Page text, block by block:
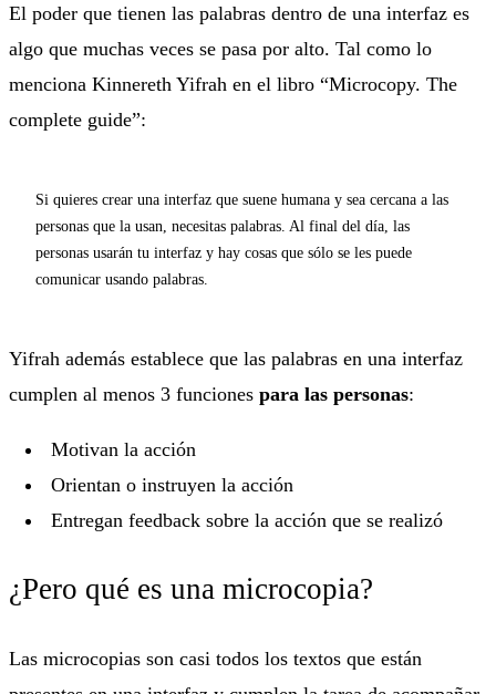
El poder que tienen las palabras dentro de una interfaz es
algo que muchas veces se pasa por alto. Tal como lo
menciona Kinnereth Yifrah en el libro “Microcopy. The
complete guide”:
Si quieres crear una interfaz que suene humana y sea cercana a las
personas que la usan, necesitas palabras. Al final del día, las
personas usarán tu interfaz y hay cosas que sólo se les puede
comunicar usando palabras.
Yifrah además establece que las palabras en una interfaz
cumplen al menos 3 funciones para las personas:
Motivan la acción
Orientan o instruyen la acción
Entregan feedback sobre la acción que se realizó
¿Pero qué es una microcopia?
Las microcopias son casi todos los textos que están